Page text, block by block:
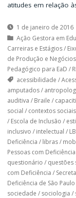
atitudes em relação
1 de janeiro de 2016
Ação Gestora em
Carreiras e Estágios/
de Produção e Negócios
Pedagógico para EaD /
acessibilidade /
amputados/
auditiva / Braile /
social / contextos sociais
/ Escola de Inclusão /
inclusivo / intelectual /
Deficiência / libras/
Pessoas com Deficiência
questionário / questões
com Deficiência /
Deficiência de São Paulo
sociedade / sociologia /